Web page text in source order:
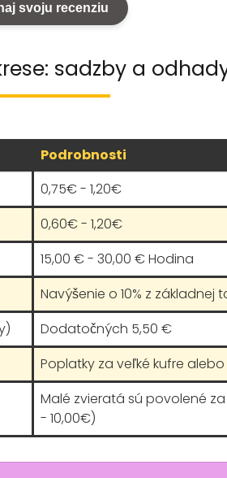
svoju recenziu
sadzby a
Podrobnosti
0,75€ - 1,20€
0,60€ - 1,20€
15,00 € - 30,00 € Hodina
Navýšenie o 10% z základnej
Dodatočných 5,50 €
Poplatky za veľké kufre
Malé zvieratá sú povolené
- 10,00€)